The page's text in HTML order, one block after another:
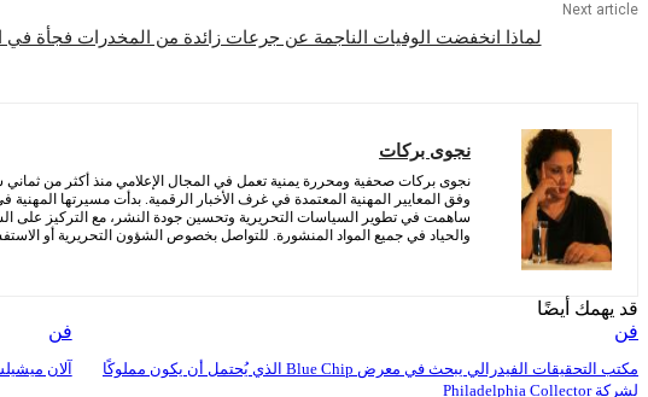
Next article
لماذا انخفضت الوفيات الناجمة عن جرعات زائدة من المخدرات فجأة في
نجوى بركات
نجوى بركات صحفية ومحررة يمنية تعمل في المجال الإعلامي منذ أكثر من ثماني
وفق المعايير المهنية المعتمدة في غرف الأخبار الرقمية. بدأت مسيرتها
ساهمت في تطوير السياسات التحريرية وتحسين جودة النشر، مع التركيز على
والحياد في جميع المواد المنشورة. للتواصل بخصوص الشؤون التحريرية أو
قد يهمك أيضًا
فن
مكتب التحقيقات الفيدرالي يبحث في معرض Blue Chip الذي يُحتمل أن يكون مملوكًا
لشركة Philadelphia Collector
فن
آلان